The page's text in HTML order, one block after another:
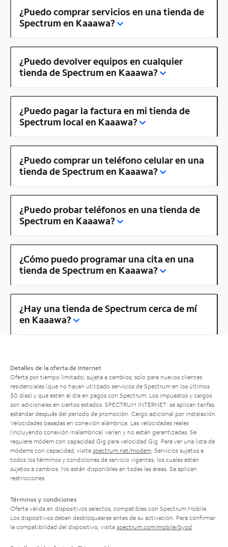
¿Puedo comprar servicios en una tienda de
Spectrum en Kaaawa?
¿Puedo devolver equipos en cualquier
tienda de Spectrum en Kaaawa?
¿Puedo pagar la factura en mi tienda de
Spectrum local en Kaaawa?
¿Puedo comprar un teléfono celular en una
tienda de Spectrum en Kaaawa?
¿Puedo probar teléfonos en una tienda de
Spectrum en Kaaawa?
¿Cómo puedo programar una cita en una
tienda de Spectrum en Kaaawa?
¿Hay una tienda de Spectrum cerca de mí
en Kaaawa?
Detalles de la oferta de Internet
Oferta por tiempo limitado; sujeta a cambios; solo para nuevos clientes
residenciales (que no hayan utilizado servicios de Spectrum en los últimos
30 días) y que estén al día en pagos con Spectrum. Los impuestos y cargos
son adicionales en ciertos estados. SPECTRUM INTERNET: se aplican tarifas
estándar después del período de promoción. Cargo adicional por instalación.
Velocidades basadas en conexión alámbrica. Las velocidades reales
(incluyendo conexión inalámbrica) varían y no están garantizadas. Se
requiere módem con capacidad Gig para velocidad Gig. Para ver una lista de
módems con capacidad, visita spectrum.net/modem . Servicios sujetos a
todos los términos y condiciones de servicio vigentes, los cuales están
sujetos a cambios. No están disponibles en todas las áreas. Se aplican
restricciones.
Términos y condiciones
Oferta válida en dispositivos selectos, compatibles con Spectrum Mobile.
Los dispositivos deben desbloquearse antes de su activación. Para confirmar
la compatibilidad del dispositivo, visita spectrum.com/mobile/byod